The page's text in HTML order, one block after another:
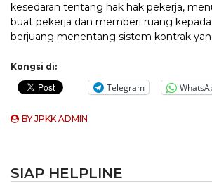
kesedaran tentang hak hak pekerja,
buat pekerja dan memberi ruang
berjuang menentang sistem kontrak
Kongsi di:
Telegram
BYJPKK ADMIN
SIAP HELPLINE